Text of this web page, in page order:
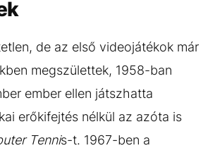
de az első videojátékok már
megszülettek, 1958-ban
ember ellen játszhatta
erőkifejtés nélkül az azóta is
Tennis-t. 1967-ben a